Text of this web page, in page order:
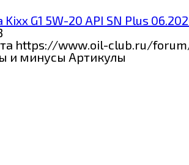
G1 5W-20 API SN Plus
https://www.oil-club.ru/
и минусы Артикулы